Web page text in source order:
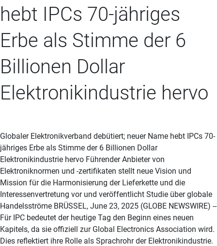
hebt IPCs 70-jähriges
Erbe als Stimme der 6
Billionen Dollar
Elektronikindustrie hervo
Globaler Elektronikverband debütiert; neuer Name hebt IPCs 70-
jähriges Erbe als Stimme der 6 Billionen Dollar
Elektronikindustrie hervo Führender Anbieter von
Elektroniknormen und -zertifikaten stellt neue Vision und
Mission für die Harmonisierung der Lieferkette und die
Interessenvertretung vor und veröffentlicht Studie über globale
Handelsströme BRÜSSEL, June 23, 2025 (GLOBE NEWSWIRE) --
Für IPC bedeutet der heutige Tag den Beginn eines neuen
Kapitels, da sie offiziell zur Global Electronics Association wird.
Dies reflektiert ihre Rolle als Sprachrohr der Elektronikindustrie.